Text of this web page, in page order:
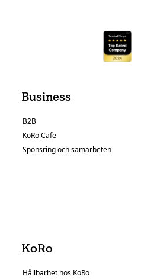
Business
B2B
KoRo Cafe
Sponsring och samarbeten
KoRo
Hållbarhet hos KoRo